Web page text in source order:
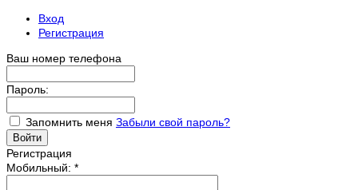
Вход
Регистрация
Ваш номер телефона
Пароль:
Запомнить меня Забыли свой пароль?
Регистрация
Мобильный: *